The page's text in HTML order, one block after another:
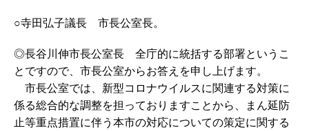
○寺田弘子議長 市長公室長。
◎長谷川伸市長公室長 全庁的に統括する部署というこ
とですので、市長公室からお答えを申し上げます。
市長公室では、新型コロナウイルスに関連する対策に
係る総合的な調整を担っておりますことから、まん延防
止等重点措置に伴う本市の対応についての策定に関する